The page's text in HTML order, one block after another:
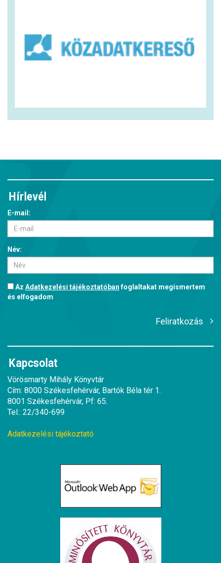
Hírlevél
E-mail:
Név:
Az Adatkezelési tájékoztatóbanfoglaltakat megismertem
és elfogadom
Feliratkozás
Kapcsolat
Vörösmarty Mihály Könyvtár
Cím: 8000 Székesfehérvár, Bartók Béla tér 1.
8001 Székesfehérvár, Pf: 65.
Tel.: 22/340-699
Adatkezelési tájékoztató